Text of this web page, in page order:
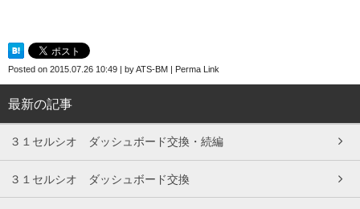
Posted on 2015.07.26 10:49 | byATS-BM | Perma Link
最新の記事
３１セルシオ ダッシュボード交換・続編
３１セルシオ ダッシュボード交換